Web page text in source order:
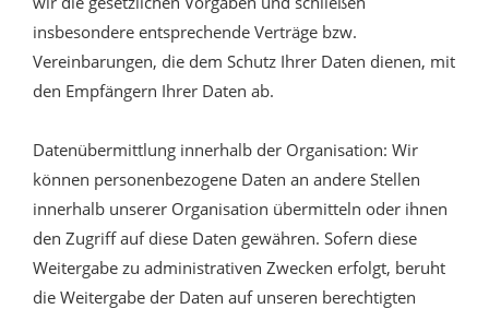
insbesondere entsprechende Verträge bzw.
Vereinbarungen, die dem Schutz Ihrer Daten dienen, mit
den Empfängern Ihrer Daten ab.
Datenübermittlung innerhalb der Organisation: Wir
können personenbezogene Daten an andere Stellen
innerhalb unserer Organisation übermitteln oder ihnen
den Zugriff auf diese Daten gewähren. Sofern diese
Weitergabe zu administrativen Zwecken erfolgt, beruht
die Weitergabe der Daten auf unseren berechtigten